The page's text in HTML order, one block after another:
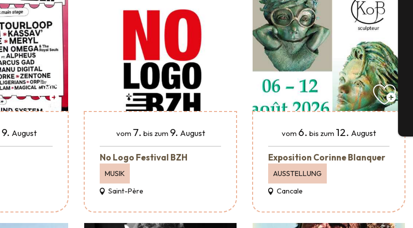
9. August vom 7. bis zum 9. August
No Logo Festival BZH
MUSIK
Saint-Père
vom 6. bis zum 12. August
Exposition Corinne Blanquer
AUSSTELLUNG
Cancale